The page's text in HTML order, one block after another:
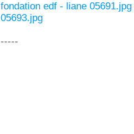
fondation edf - liane 05691.jpg
05693.jpg
-----